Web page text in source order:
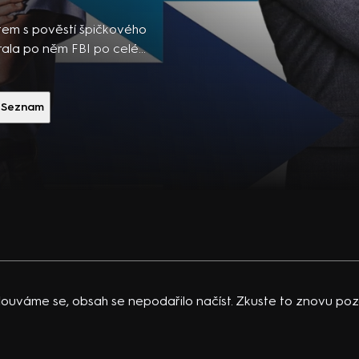
s pověstí špičkového
po něm FBI po celé
vydával za pilota,
krimikomedie (2002).
A. Adamsová a další.
Seznam
se, obsah se nepodařilo načíst. Zkuste to znovu
K.